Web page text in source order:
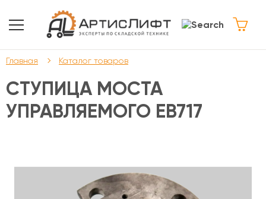
Главная Каталог товаров
СТУПИЦА МОСТА
УПРАВЛЯЕМОГО ЕВ717